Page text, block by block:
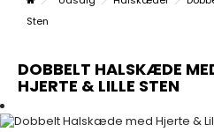
Sten
DOBBELT HALSKÆDE
HJERTE & LILLE STEN